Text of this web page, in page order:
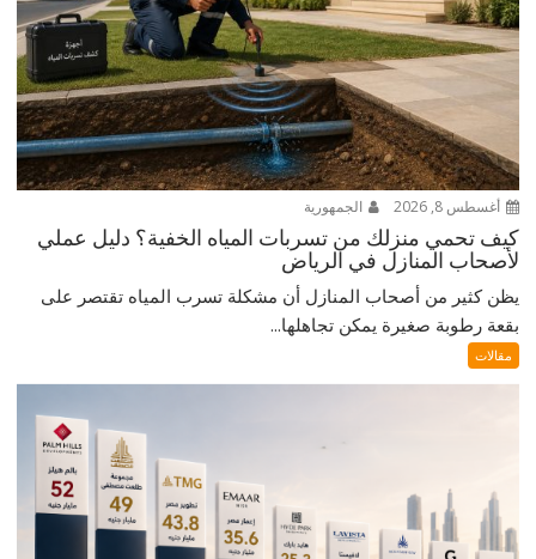
أغسطس 8, 2026 الجمهورية
كيف تحمي منزلك من تسربات المياه الخفية؟ دليل عملي
لأصحاب المنازل في الرياض
يظن كثير من أصحاب المنازل أن مشكلة تسرب المياه تقتصر على
بقعة رطوبة صغيرة يمكن تجاهلها...
مقالات